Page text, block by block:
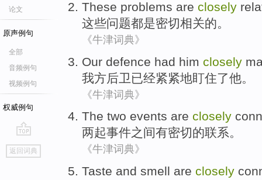
论文
原声例句
全部
音频例句
视频例句
权威例句
go
top
返回词典
These problems are closely
这些问题都是密切相关的。
《牛津词典》
Our defence had him closely
我方后卫 已经紧紧地盯住了他。
《牛津词典》
The two events are closely
两起事件之间有密切的联系。
《牛津词典》
Taste and smell are closely